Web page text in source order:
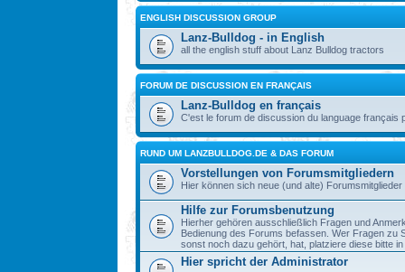
ENGLISH DISCUSSION GROUP
Lanz-Bulldog - in English
all the english stuff about Lanz Bulldog tractors
FORUM DE DISCUSSION EN FRANÇAIS
Lanz-Bulldog en français
C'est le forum de discussion du language français
RUND UM LANZBULLDOG.DE & DAS FORUM
Vorstellungen von Forumsmitgliedern
Hier können sich neue (und alte)
Hilfe zur Forumsbenutzung
Hierher gehören ausschließlich Fragen und
Bedienung des Forums befassen. Wer Fragen zu
sonst noch dazu gehört, hat, platziere diese bitte
Hier spricht der Administrator